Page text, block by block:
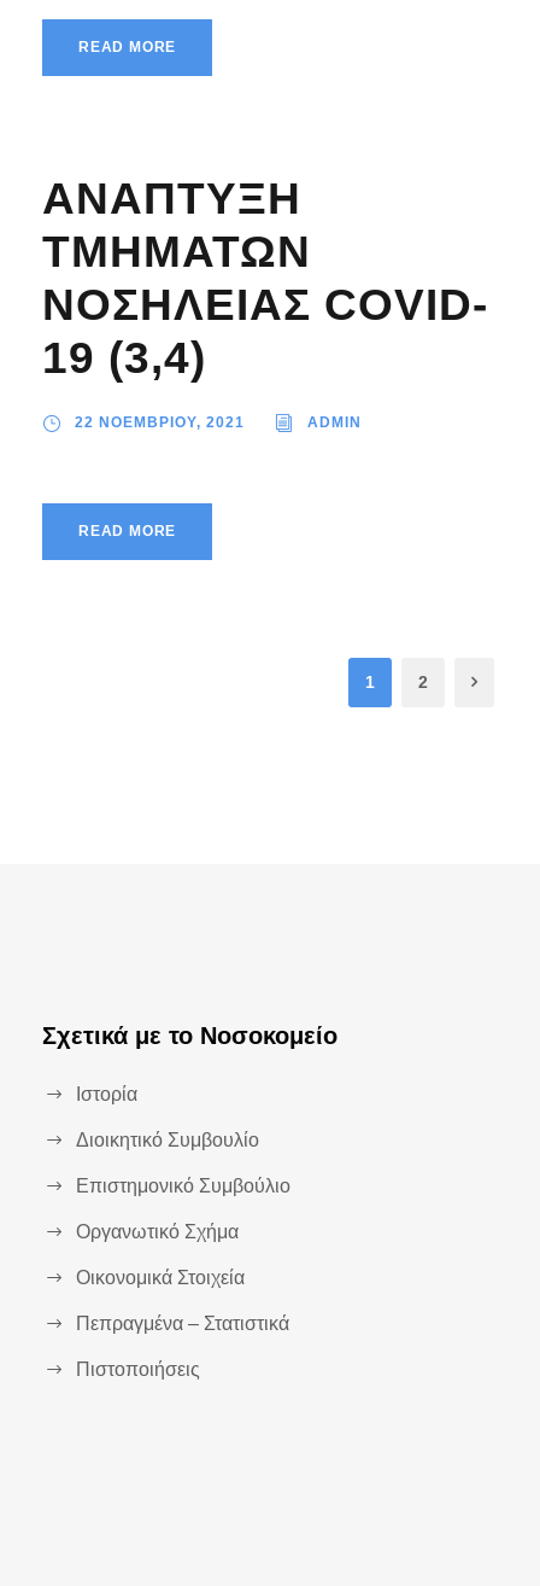
READ MORE
ΑΝΑΠΤΥΞΗ
ΤΜΗΜΑΤΩΝ
ΝΟΣΗΛΕΙΑΣ COVID-
19 (3,4)
22 ΝΟΕΜΒΡΙΟΥ, 2021 ADMIN
READ MORE
1 2
Σχετικά με το Νοσοκομείο
Ιστορία
Διοικητικό Συμβουλίο
Επιστημονικό Συμβούλιο
Οργανωτικό Σχήμα
Οικονομικά Στοιχεία
Πεπραγμένα – Στατιστικά
Πιστοποιήσεις